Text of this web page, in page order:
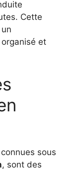
Cette
et
sous
, sont des